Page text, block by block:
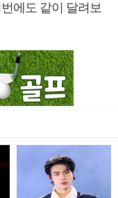
에도 같이 달려보